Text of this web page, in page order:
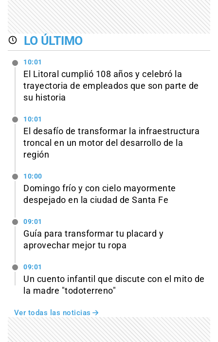
LO ÚLTIMO
10:01
El Litoral cumplió 108 años y celebró la
trayectoria de empleados que son parte de
su historia
10:01
El desafío de transformar la infraestructura
troncal en un motor del desarrollo de la
región
10:00
Domingo frío y con cielo mayormente
despejado en la ciudad de Santa Fe
09:01
Guía para transformar tu placard y
aprovechar mejor tu ropa
09:01
Un cuento infantil que discute con el mito de
la madre "todoterreno"
Ver todas las noticias